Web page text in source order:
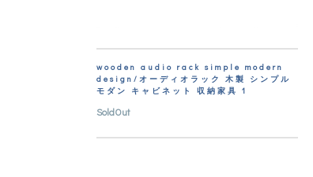
wooden audio rack simple modern
design/オーディオラック 木製 シンプル
モダン キャビネット 収納家具 1
SoldOut